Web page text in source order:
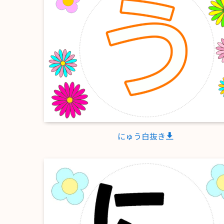
にゅう白抜き